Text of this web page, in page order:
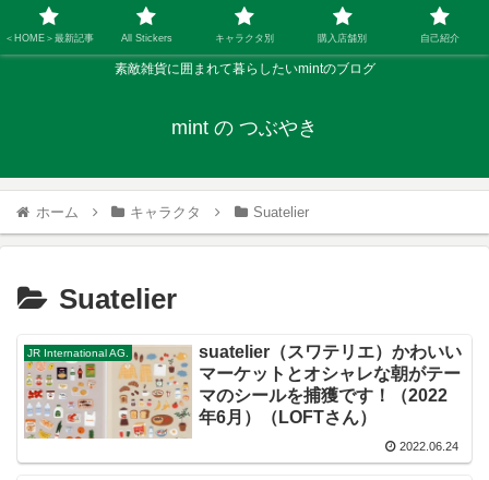
素敵雑貨に囲まれて暮らしたいmintのブログ
mint の つぶやき
ホーム キャラクタ Suatelier
Suatelier
JR International AG.
suatelier（スワテリエ）かわいい
マーケットとオシャレな朝がテー
マのシールを捕獲です！（2022
年6月）（LOFTさん）
2022.06.24
＜HOME＞最新記事 All Stickers キャラクタ別 購入店舗別 自己紹介